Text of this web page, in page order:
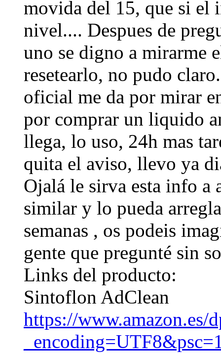
movida del 15, que si el
nivel.... Despues de
uno se digno a mirarme
resetearlo, no pudo
oficial me da por mirar
por comprar un liquido
llega, lo uso, 24h mas
quita el aviso, llevo ya
Ojalá le sirva esta info a
similar y lo pueda
semanas , os podeis
gente que pregunté sin
Links del producto:
Sintoflon AdClean
https://www.amazon.es/